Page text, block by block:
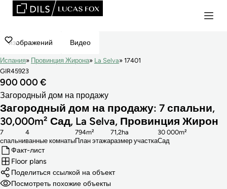
изображений Видео
Испания Провинция Жирона La Selva
17401
GIR45923
900 000 €
Загородный дом на продажу
Загородный дом на продажу: 7 спальни,
30,000m² Сад, La Selva, Провинция Жирон
cпальни
7
ванные комнаты
4
План этажа
794m²
размер участка
71,2ha
Сад
30 000m²
Факт-лист
Floor plans
Поделиться ссылкой на объект
Посмотреть похожие объекты